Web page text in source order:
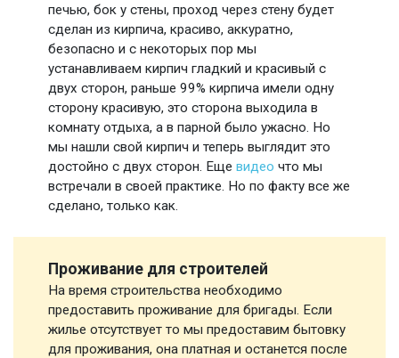
печью, бок у стены, проход через стену будет
сделан из кирпича, красиво, аккуратно,
безопасно и с некоторых пор мы
устанавливаем кирпич гладкий и красивый с
двух сторон, раньше 99% кирпича имели одну
сторону красивую, это сторона выходила в
комнату отдыха, а в парной было ужасно. Но
мы нашли свой кирпич и теперь выглядит это
достойно с двух сторон. Еще видео что мы
встречали в своей практике. Но по факту все же
сделано, только как.
Проживание для строителей
На время строительства необходимо
предоставить проживание для бригады. Если
жилье отсутствует то мы предоставим бытовку
для проживания, она платная и останется после